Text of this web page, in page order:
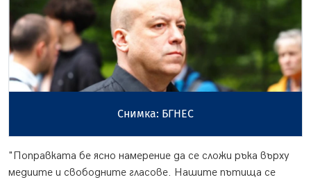
Снимка: БГНЕС
"Поправката бе ясно намерение да се сложи ръка върху
медиите и свободните гласове. Нашите пътища се